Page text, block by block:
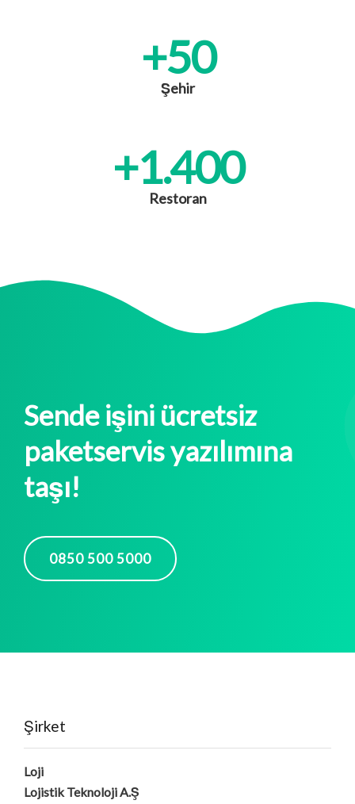
+50
Şehir
+1.400
Restoran
Sende işini ücretsiz
paketservis yazılımına
taşı!
0850 500 5000
Şirket
Loji
Lojistik Teknoloji A.Ş